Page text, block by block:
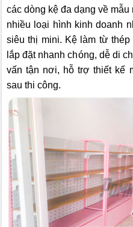
các dòng kệ đa dạng về
nhiều loại hình kinh doanh
siêu thị mini. Kệ làm từ
lắp đặt nhanh chóng, dễ di
vấn tận nơi, hỗ trợ thiết kế
sau thi công.